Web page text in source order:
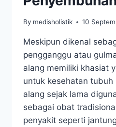
By medisholistik 10
Meskipun dikenal
pengganggu atau
alang memiliki khasiat
untuk kesehatan tubuh
alang sejak lama
sebagai obat
penyakit seperti